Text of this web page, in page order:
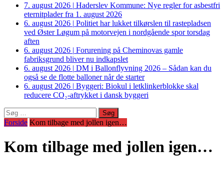
7. august 2026 | Haderslev Kommune: Nye regler for asbestfri
eternitplader fra 1. august 2026
6. august 2026 | Politiet har lukket tilkørslen til rastepladsen
ved Øster Løgum på motorvejen i nordgående spor torsdag
aften
6. august 2026 | Forurening på Cheminovas gamle
fabriksgrund bliver nu indkapslet
6. august 2026 | DM i Ballonflyvning 2026 – Sådan kan du
også se de flotte balloner når de starter
6. august 2026 | Byggeri: Biokul i letklinkerblokke skal
reducere CO₂-aftrykket i dansk byggeri
Søg
efter:
Forside Kom tilbage med jollen igen…
Kom tilbage med jollen igen…